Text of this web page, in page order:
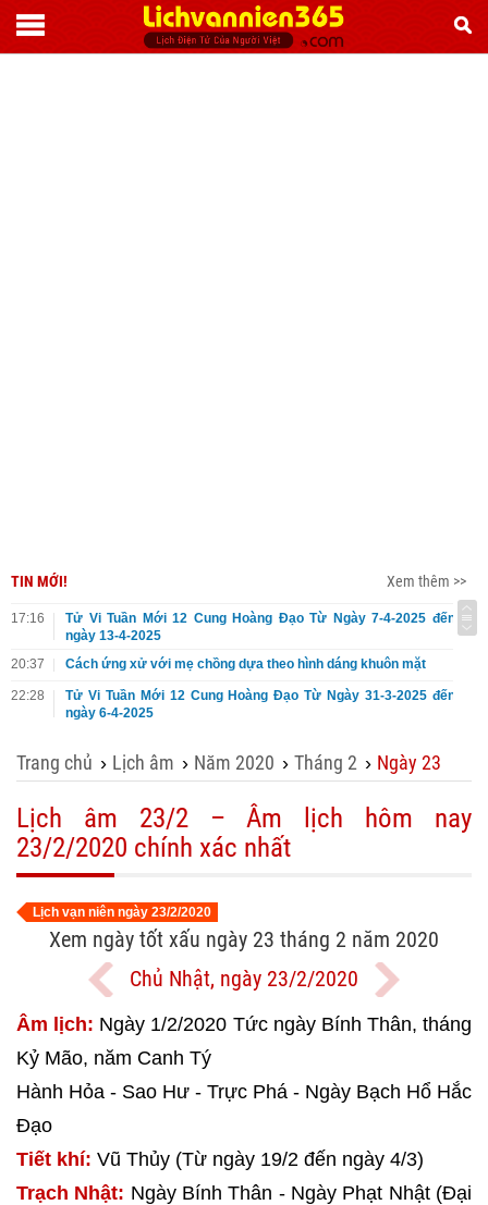
TIN MỚI! Xem thêm >>
17:16
Tử Vi Tuần Mới 12 Cung Hoàng Đạo Từ Ngày 7-4-2025 đến
ngày 13-4-2025
20:37
Cách ứng xử với mẹ chồng dựa theo hình dáng khuôn mặt
22:28
Tử Vi Tuần Mới 12 Cung Hoàng Đạo Từ Ngày 31-3-2025 đến
ngày 6-4-2025
Trang chủ › Lịch âm › Năm 2020 › Tháng 2 › Ngày 23
Lịch âm 23/2 – Âm lịch hôm nay
23/2/2020 chính xác nhất
Lịch vạn niên ngày 23/2/2020
Xem ngày tốt xấu ngày 23 tháng 2 năm 2020
Chủ Nhật, ngày 23/2/2020
Âm lịch: Ngày 1/2/2020 Tức ngày Bính Thân, tháng
Kỷ Mão, năm Canh Tý
Hành Hỏa - Sao Hư - Trực Phá - Ngày Bạch Hổ Hắc
Đạo
Tiết khí: Vũ Thủy (Từ ngày 19/2 đến ngày 4/3)
Trạch Nhật: Ngày Bính Thân - Ngày Phạt Nhật (Đại